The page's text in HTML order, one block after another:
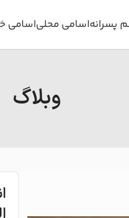
پسرانهاسامی محلیاسامی
وبلاگ